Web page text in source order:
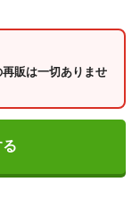
販は一切ありませ